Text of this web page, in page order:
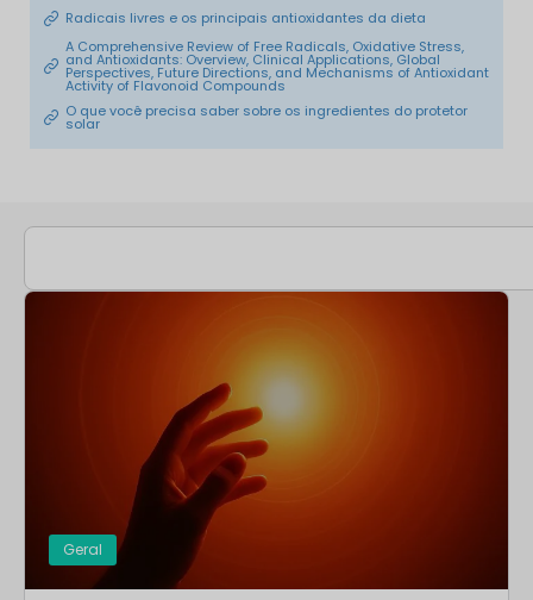
Radicais livres e os principais antioxidantes da dieta
A Comprehensive Review of Free Radicals, Oxidative Stress,
and Antioxidants: Overview, Clinical Applications, Global
Perspectives, Future Directions, and Mechanisms of Antioxidant
Activity of Flavonoid Compounds
O que você precisa saber sobre os ingredientes do protetor
solar
Geral